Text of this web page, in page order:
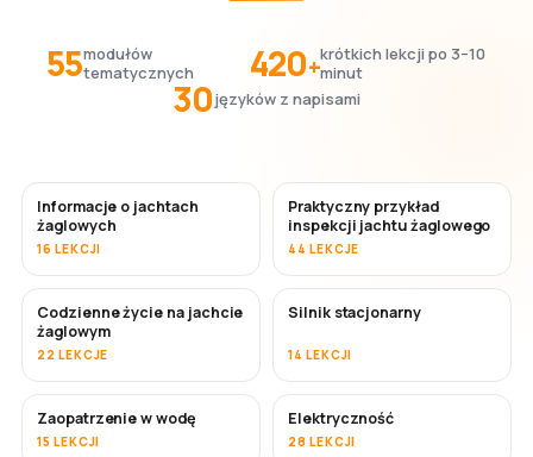
55modułów
tematycznych
420+krótkich lekcji po 3–10
minut
30języków z napisami
Informacje o jachtach
żaglowych
16 LEKCJI
Praktyczny przykład
inspekcji jachtu żaglowego
44 LEKCJE
Codzienne życie na jachcie
żaglowym
22 LEKCJE
Silnik stacjonarny
14 LEKCJI
Zaopatrzenie w wodę
15 LEKCJI
Elektryczność
28 LEKCJI